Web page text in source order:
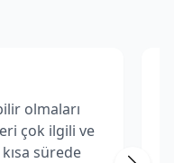
olmaları
çok ilgili ve
sürede